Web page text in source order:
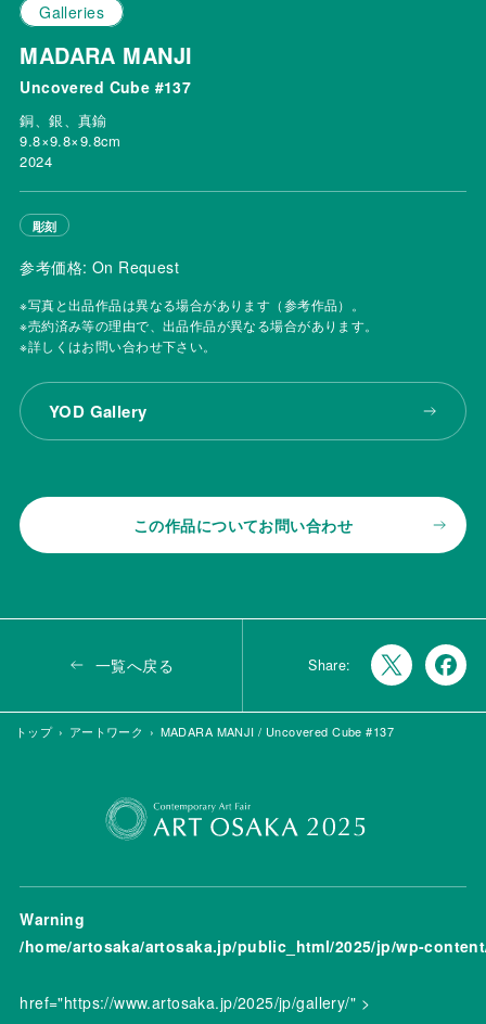
Galleries
MADARA MANJI
Uncovered Cube #137
銅、銀、真鍮
9.8×9.8×9.8cm
2024
彫刻
参考価格: On Request
※写真と出品作品は異なる場合があります（参考作品）。
※売約済み等の理由で、出品作品が異なる場合があります。
※詳しくはお問い合わせ下さい。
YOD Gallery
この作品についてお問い合わせ
一覧へ戻る Share:
トップ アートワーク MADARA MANJI / Uncovered Cube #137
Warning
/home/artosaka/artosaka.jp/public_html/2025/jp/wp-
href="https://www.artosaka.jp/2025/jp/gallery/" >